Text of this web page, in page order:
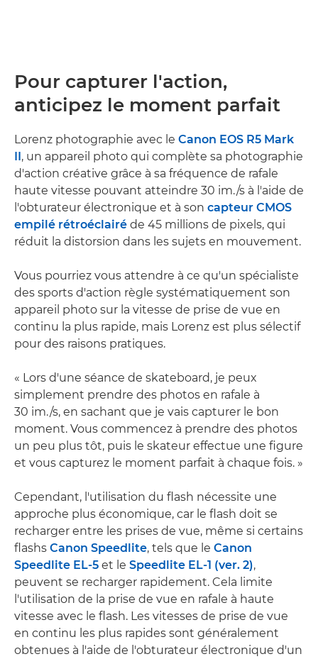
Pour capturer l'action,
anticipez le moment parfait
Lorenz photographie avec le Canon EOS R5 Mark
II, un appareil photo qui complète sa photographie
d'action créative grâce à sa fréquence de rafale
haute vitesse pouvant atteindre 30 im./s à l'aide de
l'obturateur électronique et à son capteur CMOS
empilé rétroéclairé de 45 millions de pixels, qui
réduit la distorsion dans les sujets en mouvement.
Vous pourriez vous attendre à ce qu'un spécialiste
des sports d'action règle systématiquement son
appareil photo sur la vitesse de prise de vue en
continu la plus rapide, mais Lorenz est plus sélectif
pour des raisons pratiques.
« Lors d'une séance de skateboard, je peux
simplement prendre des photos en rafale à
30 im./s, en sachant que je vais capturer le bon
moment. Vous commencez à prendre des photos
un peu plus tôt, puis le skateur effectue une figure
et vous capturez le moment parfait à chaque fois. »
Cependant, l'utilisation du flash nécessite une
approche plus économique, car le flash doit se
recharger entre les prises de vue, même si certains
flashs Canon Speedlite, tels que le Canon
Speedlite EL-5 et le Speedlite EL-1 (ver. 2),
peuvent se recharger rapidement. Cela limite
l'utilisation de la prise de vue en rafale à haute
vitesse avec le flash. Les vitesses de prise de vue
en continu les plus rapides sont généralement
obtenues à l'aide de l'obturateur électronique d'un